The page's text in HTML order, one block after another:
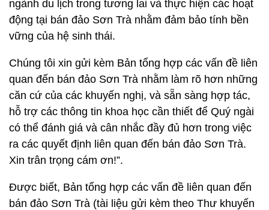
ngành du lịch trong tương lai và thực hiện các hoạt
động tại bán đảo Sơn Trà nhằm đảm bảo tính bền
vững của hệ sinh thái.
Chúng tôi xin gửi kèm Bản tổng hợp các vấn đề liên
quan đến bán đảo Sơn Trà nhằm làm rõ hơn những
căn cứ của các khuyến nghị, và sẵn sàng hợp tác,
hỗ trợ các thông tin khoa học cần thiết để Quý ngài
có thể đánh giá và cân nhắc đầy đủ hơn trong việc
ra các quyết định liên quan đến bán đảo Sơn Trà.
Xin trân trọng cám ơn!”.
Được biết, Bản tổng hợp các vấn đề liên quan đến
bán đảo Sơn Trà (tài liệu gửi kèm theo Thư khuyến